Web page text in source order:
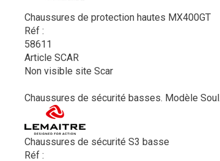
Chaussures de protection hautes MX400GT
Réf :
58611
Article SCAR
Non visible site Scar
Chaussures de sécurité basses. Modèle
Chaussures de sécurité S3 basse
Réf :